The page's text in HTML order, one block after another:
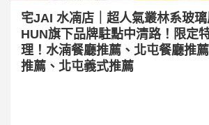
宅JAI 水㓓店｜超人氣叢林系玻璃
HUN旗下品牌駐點中清路！限定
理！水湳餐廳推薦、北屯餐廳推
推薦、北屯義式推薦